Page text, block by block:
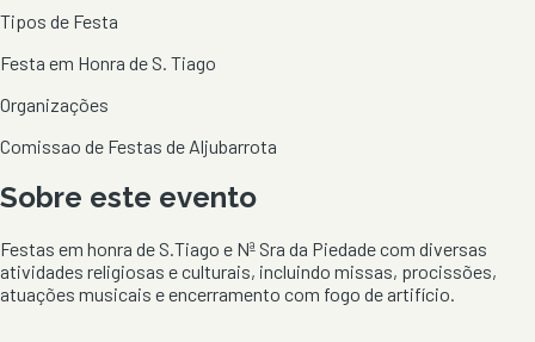
Tipos de Festa
Festa em Honra de S. Tiago
Organizações
Comissao de Festas de Aljubarrota
Sobre este evento
Festas em honra de S.Tiago e Nª Sra da Piedade com diversas
atividades religiosas e culturais, incluindo missas, procissões,
atuações musicais e encerramento com fogo de artifício.